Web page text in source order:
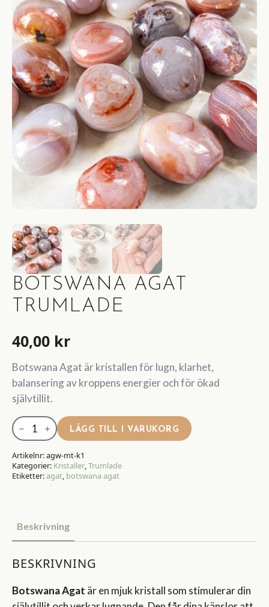
BOTSWANA AGAT
TRUMLADE
40,00 kr
Botswana Agat är kristallen för lugn, klarhet,
balansering av kroppens energier och för ökad
självtillit.
Botswana
Agat
Trumlade
mängd
LÄGG TILL I VARUKORG
Artikelnr:agw-mt-k1
Kategorier: Kristaller,Trumlade
Etiketter:agat, botswana agat
Beskrivning
BESKRIVNING
Botswana Agat är en mjuk kristall som stimulerar din